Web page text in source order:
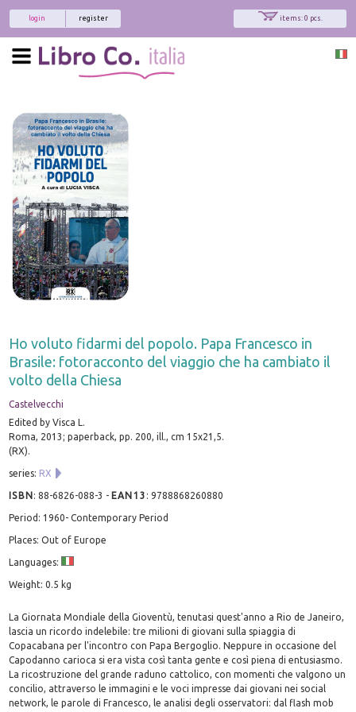
items: 0 pcs.
register
login
Ho voluto fidarmi del popolo. Papa Francesco in
Brasile: fotoracconto del viaggio che ha cambiato il
volto della Chiesa
Castelvecchi
Edited by Visca L.
Roma, 2013; paperback, pp. 200, ill., cm 15x21,5.
(RX).
series: RX
ISBN:88-6826-088-3 - EAN13 :9788868260880
Period: 1960- Contemporary Period
Places: Out of Europe
Languages:
Weight: 0.5 kg
La Giornata Mondiale della Gioventù, tenutasi quest'anno a Rio de Janeiro,
lascia un ricordo indelebile: tre milioni di giovani sulla spiaggia di
Copacabana per l'incontro con Papa Bergoglio. Neppure in occasione del
Capodanno carioca si era vista così tanta gente e così piena di entusiasmo.
La ricostruzione del grande raduno cattolico, con momenti che valgono un
concilio, attraverso le immagini e le voci impresse dai giovani nei social
network, le parole di Francesco, le analisi degli osservatori: dal flash mob